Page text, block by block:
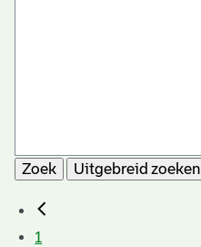
Zoek Uitgebreid zoeken
1